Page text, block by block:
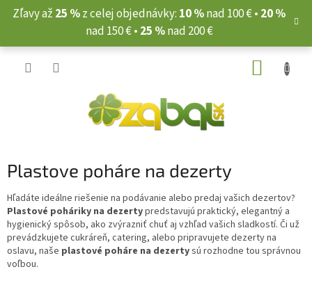
Prejsť
Zľavy až 25 %z celej objednávky: 10 %nad 100 € • 20 %
nad 150 € • 25 %nad 200 €
Plastove poháre na dezerty
Hľadáte ideálne riešenie na podávanie alebo predaj vašich dezertov?
Plastové poháriky na dezertypredstavujú praktický, elegantný a
hygienický spôsob, ako zvýrazniť chuť aj vzhľad vašich sladkostí. Či už
prevádzkujete cukráreň, catering, alebo pripravujete dezerty na
oslavu, naše plastové poháre na dezertysú rozhodne tou správnou
voľbou.